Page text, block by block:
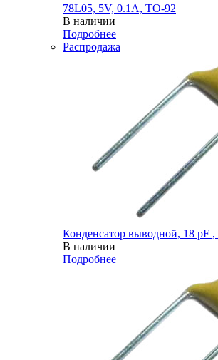
78L05, 5V, 0.1A, TO-92
В наличии
Подробнее
Распродажа
Конденсатор выводной, 18 pF
В наличии
Подробнее